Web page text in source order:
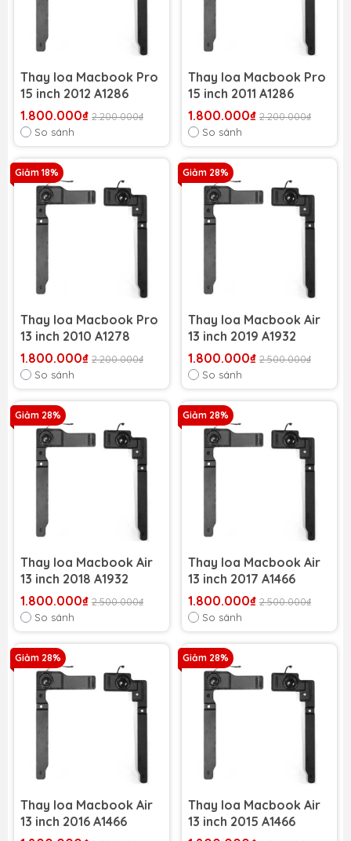
Thay loa Macbook Pro
15 inch 2012 A1286
1.800.000₫ 2.200.000₫
So sánh
Thay loa Macbook Pro
15 inch 2011 A1286
1.800.000₫ 2.200.000₫
So sánh
Giảm 18%
Thay loa Macbook Pro
13 inch 2010 A1278
1.800.000₫ 2.200.000₫
So sánh
Giảm 28%
Thay loa Macbook Air
13 inch 2019 A1932
1.800.000₫ 2.500.000₫
So sánh
Giảm 28%
Thay loa Macbook Air
13 inch 2018 A1932
1.800.000₫ 2.500.000₫
So sánh
Giảm 28%
Thay loa Macbook Air
13 inch 2017 A1466
1.800.000₫ 2.500.000₫
So sánh
Giảm 28%
Thay loa Macbook Air
13 inch 2016 A1466
Giảm 28%
Thay loa Macbook Air
13 inch 2015 A1466